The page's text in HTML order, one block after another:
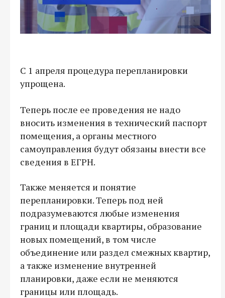
С 1 апреля процедура перепланировки
упрощена.
Теперь после ее проведения не надо
вносить изменения в технический паспорт
помещения, а органы местного
самоуправления будут обязаны внести все
сведения в ЕГРН.
Также меняется и понятие
перепланировки. Теперь под ней
подразумеваются любые изменения
границ и площади квартиры, образование
новых помещений, в том числе
объединение или раздел смежных квартир,
а также изменение внутренней
планировки, даже если не меняются
границы или площадь.